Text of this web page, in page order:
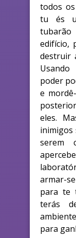
todos
tu és
edifício,
destruir
poder
e
eles.
inimigos
serem
armar-
para te
terás
para